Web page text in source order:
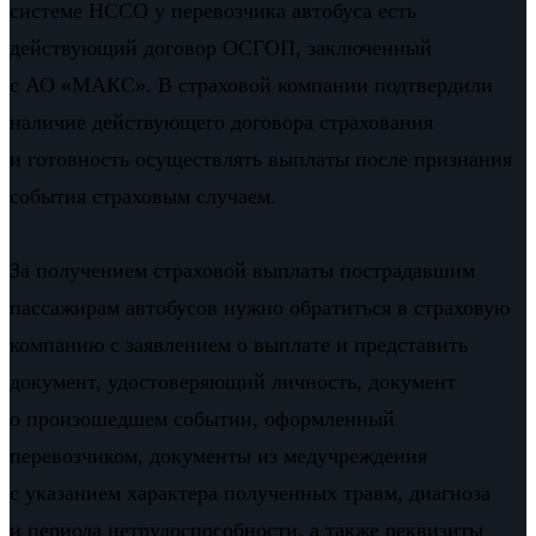
системе НССО у перевозчика автобуса есть
действующий договор ОСГОП, заключенный
с АО «МАКС». В страховой компании подтвердили
наличие действующего договора страхования
и готовность осуществлять выплаты после признания
события страховым случаем.
За получением страховой выплаты пострадавшим
пассажирам автобусов нужно обратиться в страховую
компанию с заявлением о выплате и представить
документ, удостоверяющий личность, документ
о произошедшем событии, оформленный
перевозчиком, документы из медучреждения
с указанием характера полученных травм, диагноза
и периода нетрудоспособности, а также реквизиты